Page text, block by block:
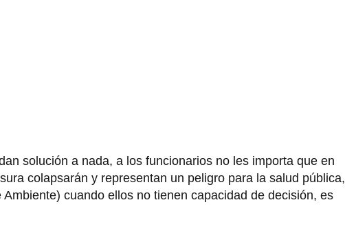
solución a nada, a los funcionarios no les importa que en
colapsarán y representan un peligro para la salud pública,
cuando ellos no tienen capacidad de decisión, es